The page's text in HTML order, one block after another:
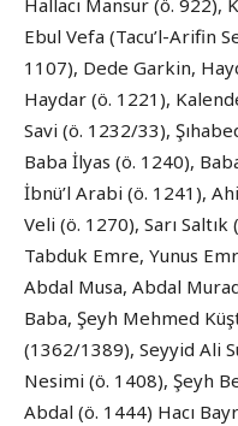
Hallacı Mansur (ö. 922),
Ebul Vefa (Tacu’l-Arifin
1107), Dede Garkin,
Haydar (ö. 1221),
Savi (ö. 1232/33),
Baba İlyas (ö. 1240),
İbnü’l Arabi (ö. 1241),
Veli (ö. 1270), Sarı
Tabduk Emre, Yunus
Abdal Musa, Abdal
Baba, Şeyh Mehmed
(1362/1389), Seyyid Ali
Nesimi (ö. 1408), Şeyh
Abdal (ö. 1444) Hacı